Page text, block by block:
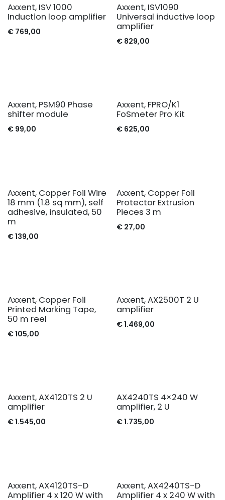
Axxent, ISV 1000
Induction loop amplifier
€ 769,00
Axxent, ISV1090
Universal inductive loop
amplifier
€ 829,00
Axxent, PSM90 Phase
shifter module
€ 99,00
Axxent, FPRO/K1
FoSmeter Pro Kit
€ 625,00
Axxent, Copper Foil Wire
18 mm (1.8 sq mm), self
adhesive, insulated, 50
m
€139,00
Axxent, Copper Foil
Protector Extrusion
Pieces 3 m
€ 27,00
Axxent, Copper Foil
Printed Marking Tape,
50 m reel
€105,00
Axxent, AX2500T 2 U
amplifier
€1.469,00
Axxent, AX4120TS 2 U
amplifier
€1.545,00
AX4240TS 4×240 W
amplifier, 2 U
€1.735,00
Axxent, AX4120TS-D
Amplifier 4 x 120 W with
Axxent, AX4240TS-D
Amplifier 4 x 240 W with